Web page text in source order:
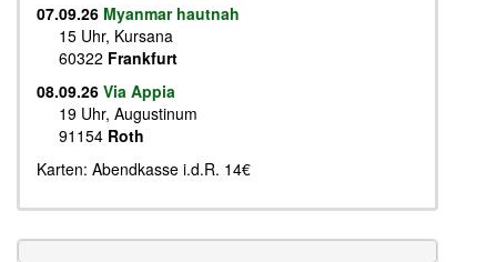
07.09.26 Myanmar hautnah
15 Uhr, Kursana
60322 Frankfurt
08.09.26 Via Appia
19 Uhr, Augustinum
91154 Roth
Karten: Abendkasse i.d.R. 14€